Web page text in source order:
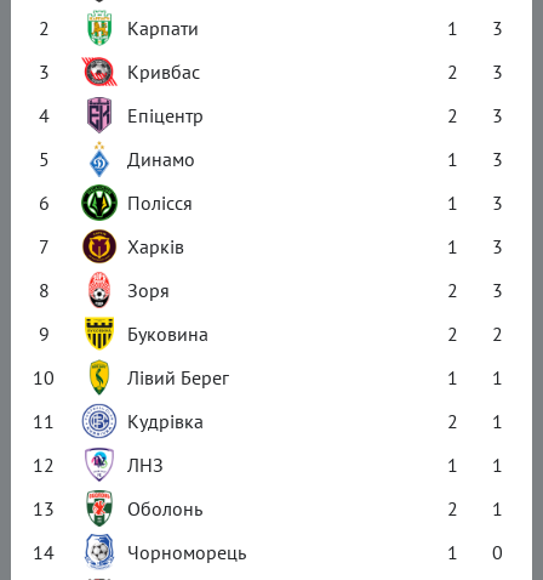
2
Карпати 1
3
3
Кривбас 2
3
4
Епіцентр 2
3
5
Динамо 1
3
6
Полісся 1
3
7
Харків 1
3
8
Зоря 2
3
9
Буковина 2
2
10
Лівий Берег 1
1
11
Кудрівка 2
1
12
ЛНЗ 1
1
13
Оболонь 2
1
14
Чорноморець 1
0